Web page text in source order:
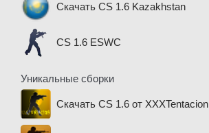
Скачать CS 1.6 Kazakhstan
CS 1.6 ESWC
Уникальные сборки
Скачать CS 1.6 от XXXTentacion